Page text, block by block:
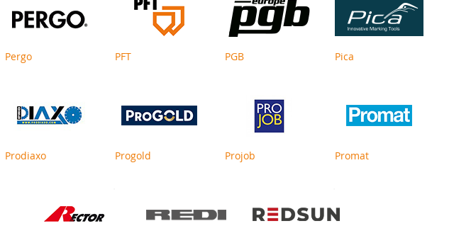
Pergo PFT PGB Pica
Prodiaxo Progold Projob Promat